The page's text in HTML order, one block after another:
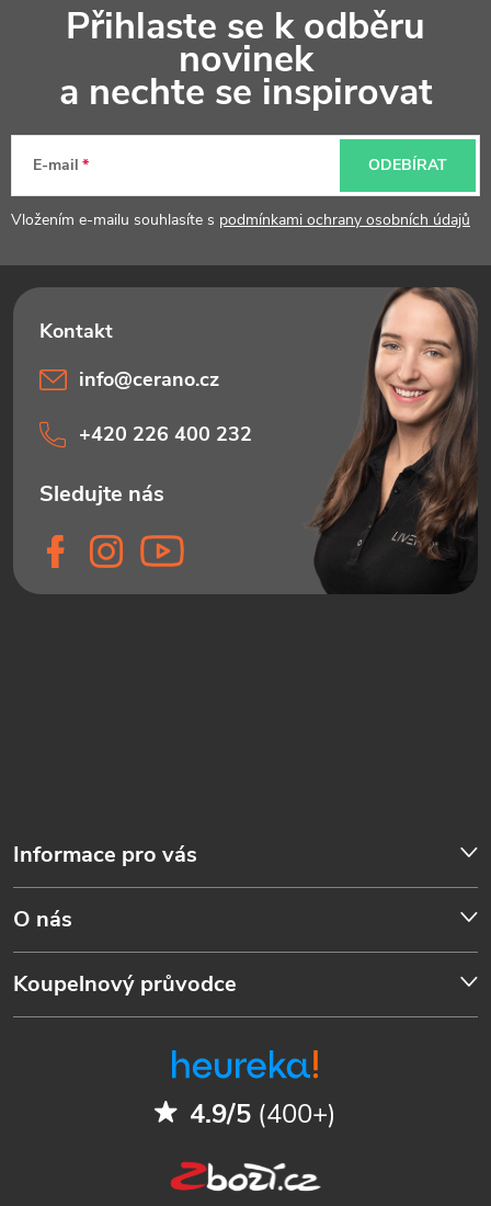
a
Přihlaste se k odběru
novinek
a nechte se inspirovat
E-mail
Vložením e-mailu souhlasíte s podmínkami ochrany osobních údajů
ODEBÍRAT
Informace pro vás
O nás
Koupelnový průvodce
info@cerano.cz
+420 226 400 232
4.9/5 (400+)